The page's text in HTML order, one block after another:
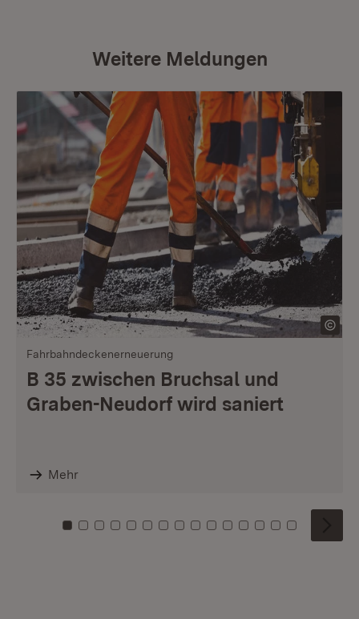
Weitere Meldungen
Fahrbahndeckenerneuerung
B 35 zwischen Bruchsal und
Graben-Neudorf wird saniert
Mehr
Zu Kachel: 0
Zu Kachel: 1
Zu Kachel: 2
Zu Kachel: 3
Zu Kachel: 4
Zu Kachel: 5
Zu Kachel: 6
Zu Kachel: 7
Zu Kachel: 8
Zu Kachel: 9
Zu Kachel: 10
Zu Kachel: 11
Zu Kachel: 12
Zu Kachel:
Zu